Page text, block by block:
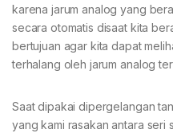
karena jarum analog yang
secara otomatis disaat kita
bertujuan agar kita dapat
terhalang oleh jarum analog
Saat dipakai dipergelangan
yang kami rasakan antara